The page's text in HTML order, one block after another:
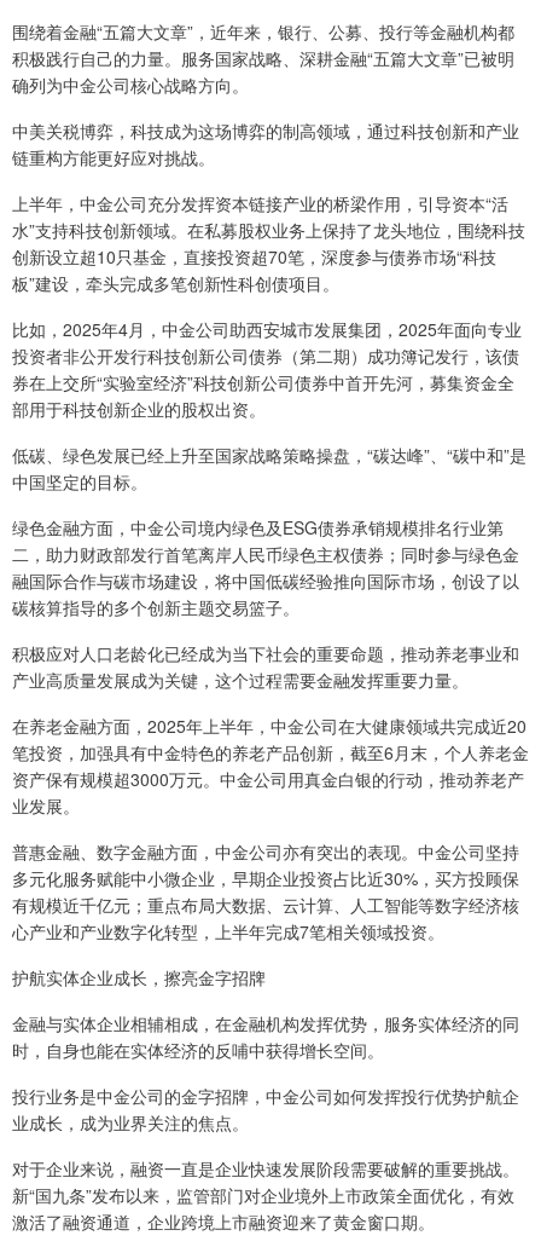
围绕着金融“五篇大文章”，近年来，银行、公募、投行等金融机构都
积极践行自己的力量。服务国家战略、深耕金融“五篇大文章”已被明
确列为中金公司核心战略方向。
中美关税博弈，科技成为这场博弈的制高领域，通过科技创新和产业
链重构方能更好应对挑战。
上半年，中金公司充分发挥资本链接产业的桥梁作用，引导资本“活
水”支持科技创新领域。在私募股权业务上保持了龙头地位，围绕科技
创新设立超10只基金，直接投资超70笔，深度参与债券市场“科技
板”建设，牵头完成多笔创新性科创债项目。
比如，2025年4月，中金公司助西安城市发展集团，2025年面向专业
投资者非公开发行科技创新公司债券（第二期）成功簿记发行，该债
券在上交所“实验室经济”科技创新公司债券中首开先河，募集资金全
部用于科技创新企业的股权出资。
低碳、绿色发展已经上升至国家战略策略操盘，“碳达峰”、“碳中和”是
中国坚定的目标。
绿色金融方面，中金公司境内绿色及ESG债券承销规模排名行业第
二，助力财政部发行首笔离岸人民币绿色主权债券；同时参与绿色金
融国际合作与碳市场建设，将中国低碳经验推向国际市场，创设了以
碳核算指导的多个创新主题交易篮子。
积极应对人口老龄化已经成为当下社会的重要命题，推动养老事业和
产业高质量发展成为关键，这个过程需要金融发挥重要力量。
在养老金融方面，2025年上半年，中金公司在大健康领域共完成近20
笔投资，加强具有中金特色的养老产品创新，截至6月末，个人养老金
资产保有规模超3000万元。中金公司用真金白银的行动，推动养老产
业发展。
普惠金融、数字金融方面，中金公司亦有突出的表现。中金公司坚持
多元化服务赋能中小微企业，早期企业投资占比近30%，买方投顾保
有规模近千亿元；重点布局大数据、云计算、人工智能等数字经济核
心产业和产业数字化转型，上半年完成7笔相关领域投资。
护航实体企业成长，擦亮金字招牌
金融与实体企业相辅相成，在金融机构发挥优势，服务实体经济的同
时，自身也能在实体经济的反哺中获得增长空间。
投行业务是中金公司的金字招牌，中金公司如何发挥投行优势护航企
业成长，成为业界关注的焦点。
对于企业来说，融资一直是企业快速发展阶段需要破解的重要挑战。
新“国九条”发布以来，监管部门对企业境外上市政策全面优化，有效
激活了融资通道，企业跨境上市融资迎来了黄金窗口期。